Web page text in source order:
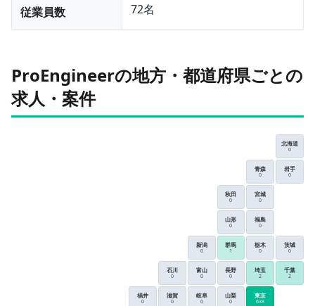
従業員数 72名
ProEngineerの地方・都道府県ごとの
求人・案件
北海道
0
青森
0
岩手
0
秋田
0
宮城
0
山形
0
福島
0
新潟
0
群馬
1
栃木
0
茨城
0
石川
0
富山
0
長野
0
埼玉
2
千葉
2
福井
0
滋賀
0
岐阜
0
山梨
0
東京
638